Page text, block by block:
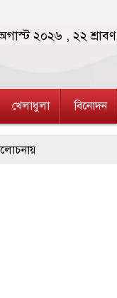
২০২৬ , ২২ শ্রাবণ
খেলাধুলা বিনোদন